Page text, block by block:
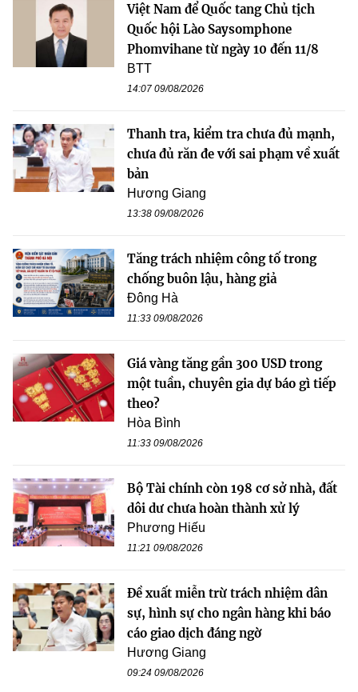
Việt Nam để Quốc tang Chủ tịch
Quốc hội Lào Saysomphone
Phomvihane từ ngày 10 đến 11/8
BTT
14:07 09/08/2026
Thanh tra, kiểm tra chưa đủ mạnh,
chưa đủ răn đe với sai phạm về xuất
bản
Hương Giang
13:38 09/08/2026
Tăng trách nhiệm công tố trong
chống buôn lậu, hàng giả
Đông Hà
11:33 09/08/2026
Giá vàng tăng gần 300 USD trong
một tuần, chuyên gia dự báo gì tiếp
theo?
Hòa Bình
11:33 09/08/2026
Bộ Tài chính còn 198 cơ sở nhà, đất
dôi dư chưa hoàn thành xử lý
Phương Hiếu
11:21 09/08/2026
Đề xuất miễn trừ trách nhiệm dân
sự, hình sự cho ngân hàng khi báo
cáo giao dịch đáng ngờ
Hương Giang
09:24 09/08/2026